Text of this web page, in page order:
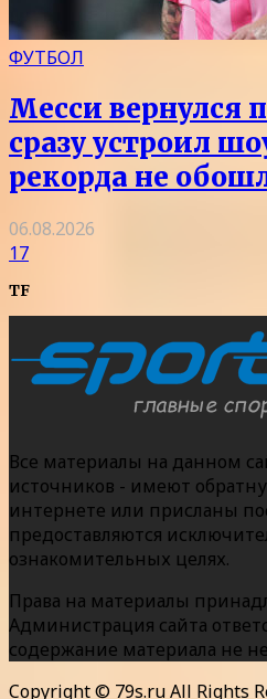
ФУТБОЛ
Месси вернулся
сразу устроил
рекорда не
06.08.2026
17
TF
Все материалы на данном
источников - имеют
интернете или присланы
предоставляются
ознакомительных целях.
Права на материалы
Администрация сайта
содержание материала не
Copyright © 79s.ru All Rights